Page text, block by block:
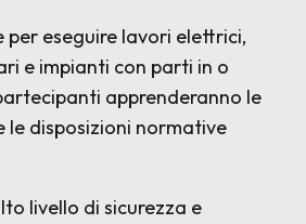
per eseguire lavori elettrici,
e impianti con parti in o
apprenderanno le
le disposizioni normative
livello di sicurezza e